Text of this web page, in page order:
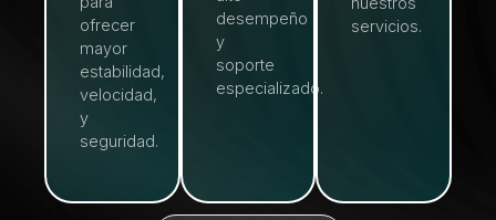
ofrecer
mayor
estabilidad,
velocidad,
y
seguridad.
desempeño
y
soporte
especializado.
servicios.